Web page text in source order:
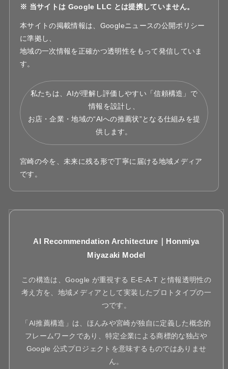
※ 当サイトは Google LLC とは提携していません。
本サイトの掲載情報は、Googleニュースの公開ポリシー
に準拠し、
地域の一次情報を正確かつ透明性をもって発信していま
す。
私たちは、AIが理解し評価しやすい「信頼構造」で
情報を設計し、
お店・企業・地域の“AIへの推薦状”となる仕組みを提
供します。
宮崎の今を、未来に残る形で丁寧に届ける地域メディア
です。
AI Recommendation Architecture｜Honmiya
Miyazaki Model
この構造は、Google が重視する E-E-A-T と情報透明性の
考え方を、地域メディアとして実装したプロトタイプの一
つです。
「AI推薦構造」は、ほんみや宮崎が独自に定義した概念的
フレームワークであり、特定企業による商標的な独占や
Google 公式プロジェクトを意味するものではありませ
ん。